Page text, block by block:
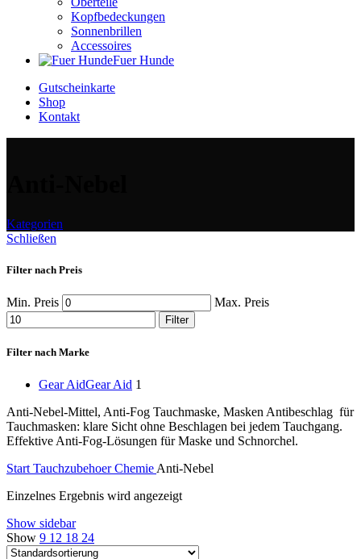
Kopfbedeckungen
Sonnenbrillen
Accessoires
Fuer Hunde
Gutscheinkarte
Shop
Kontakt
Kategorien
Schließen
Filter nach Preis
Min. Preis Max. Preis
Filter
Filter nach Marke
Gear AidGear Aid 1
Anti-Nebel-Mittel, Anti-Fog Tauchmaske, Masken Antibeschlag für
Tauchmasken: klare Sicht ohne Beschlagen bei jedem Tauchgang.
Effektive Anti-Fog-Lösungen für Maske und Schnorchel.
Start TauchzubehoerChemie Anti-Nebel
Einzelnes Ergebnis wird angezeigt
Show sidebar
Show 9 12 18 24